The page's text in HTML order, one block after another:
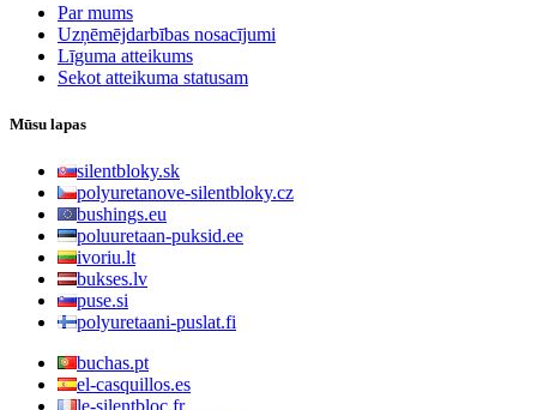
Par mums
Uzņēmējdarbības nosacījumi
Līguma atteikums
Sekot atteikuma statusam
Mūsu lapas
silentbloky.sk
polyuretanove-silentbloky.cz
bushings.eu
poluuretaan-puksid.ee
ivoriu.lt
bukses.lv
puse.si
polyuretaani-puslat.fi
buchas.pt
el-casquillos.es